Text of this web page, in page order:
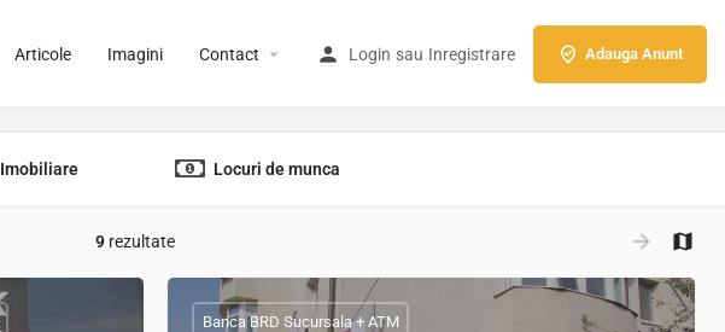
Articole Imagini Contact Login sau Inregistrare Adauga Anunt
Imobiliare Locuri de munca
9rezultate
Banca BRD Sucursala + ATM